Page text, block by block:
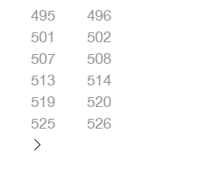
495
496
501
502
507
508
513
514
519
520
525
526